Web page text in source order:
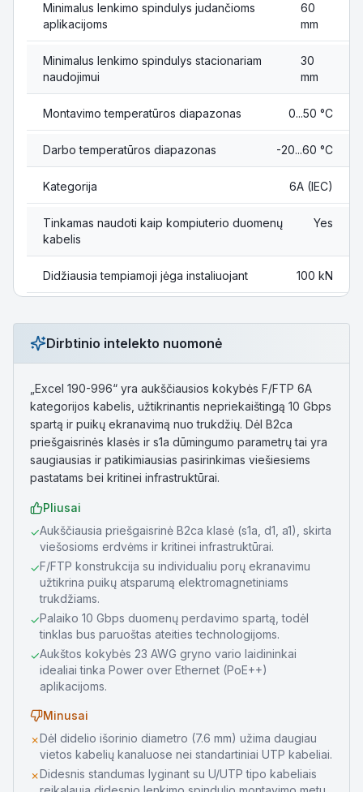
Minimalus lenkimo spindulys judančioms
aplikacijoms
60
mm
Minimalus lenkimo spindulys stacionariam
naudojimui
30
mm
Montavimo temperatūros diapazonas 0...50 °C
Darbo temperatūros diapazonas -20...60 °C
Kategorija 6A (IEC)
Tinkamas naudoti kaip kompiuterio duomenų
kabelis
Yes
Didžiausia tempiamoji jėga instaliuojant 100 kN
Dirbtinio intelekto nuomonė
„Excel 190-996“ yra aukščiausios kokybės F/FTP 6A
kategorijos kabelis, užtikrinantis nepriekaištingą 10 Gbps
spartą ir puikų ekranavimą nuo trukdžių. Dėl B2ca
priešgaisrinės klasės ir s1a dūmingumo parametrų tai yra
saugiausias ir patikimiausias pasirinkimas viešiesiems
pastatams bei kritinei infrastruktūrai.
Pliusai
✓Aukščiausia priešgaisrinė B2ca klasė (s1a, d1, a1), skirta
viešosioms erdvėms ir kritinei infrastruktūrai.
✓F/FTP konstrukcija su individualiu porų ekranavimu
užtikrina puikų atsparumą elektromagnetiniams
trukdžiams.
✓Palaiko 10 Gbps duomenų perdavimo spartą, todėl
tinklas bus paruoštas ateities technologijoms.
✓Aukštos kokybės 23 AWG gryno vario laidininkai
idealiai tinka Power over Ethernet (PoE++)
aplikacijoms.
Minusai
✗Dėl didelio išorinio diametro (7.6 mm) užima daugiau
vietos kabelių kanaluose nei standartiniai UTP kabeliai.
✗Didesnis standumas lyginant su U/UTP tipo kabeliais